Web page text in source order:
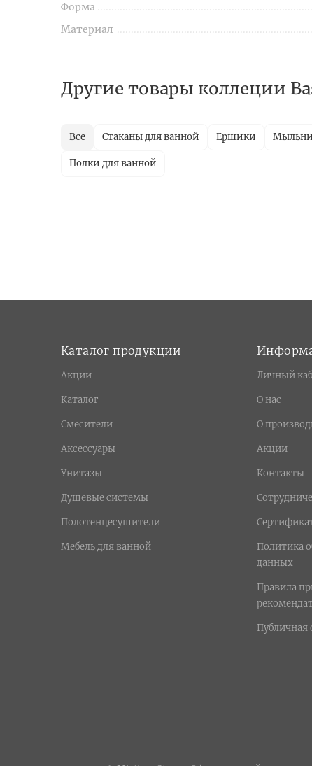
Форма
Материал
Другие товары коллеции
Все Стаканы для ванной Ершики
Полки для ванной
Каталог продукции
Акции
Каталог
Смесители
Аксессуары
Унитазы
Душевые системы
Полотенцесушители
Мебель для ванной
Личный
О нас
О
Акции
Контакты
Политика
данных
Правила
Публичная